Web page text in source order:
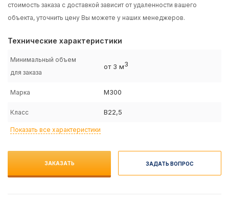
стоимость заказа с доставкой зависит от удаленности вашего
объекта, уточнить цену Вы можете у наших менеджеров.
Технические характеристики
Минимальный объем
для заказа
от 3 м3
Марка M300
Класс B22,5
Показать все характеристики
ЗАКАЗАТЬ ЗАДАТЬ ВОПРОС